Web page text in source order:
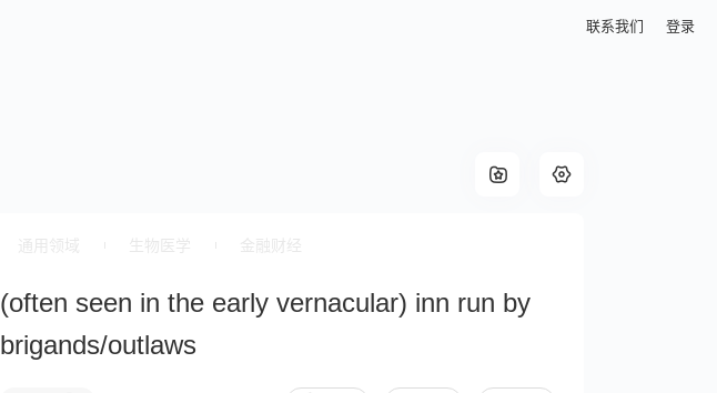
联系我们 登录
(often seen in the early vernacular) inn run by
brigands/outlaws